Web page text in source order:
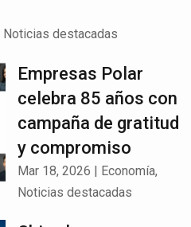
Noticias destacadas
Empresas Polar
celebra 85 años con
campaña de gratitud
y compromiso
Mar 18, 2026 | Economía,
Noticias destacadas